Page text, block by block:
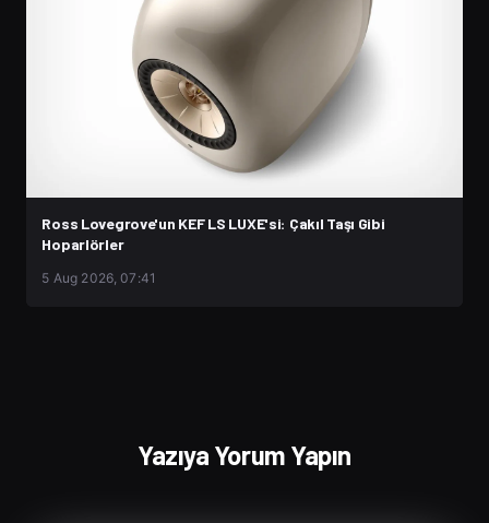
Ross Lovegrove'un KEF LS LUXE'si: Çakıl Taşı Gibi
Hoparlörler
5 Aug 2026, 07:41
Yazıya Yorum Yapın